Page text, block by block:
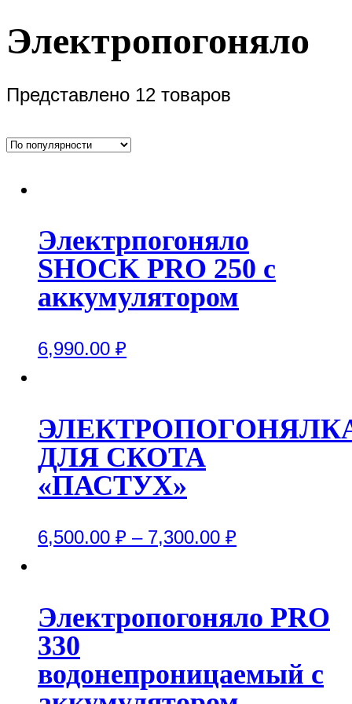
Электропогоняло
Представлено 12 товаров
Электрпогоняло
SHOCK PRO 250 с
аккумулятором
6,990.00 ₽
ДЛЯ СКОТА
«ПАСТУХ»
6,500.00 ₽ – 7,300.00 ₽
Электропогоняло PRO
330
водонепроницаемый с